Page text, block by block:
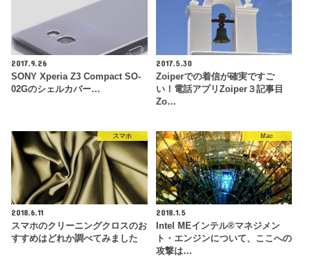
2017.9.26
SONY Xperia Z3 Compact SO-
02Gのシェルカバー…
2017.5.30
Zoiperでの着信が確実ですご
い！電話アプリZoiper３記事目
Zo…
スマホ
2018.6.11
スマホのクリーニングクロスのお
すすめはどれか調べてみました
Mac
2018.1.5
Intel MEインテル®マネジメン
ト・エンジンについて、ここへの
攻撃は…